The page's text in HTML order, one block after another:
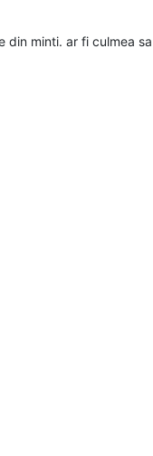
minti. ar fi culmea